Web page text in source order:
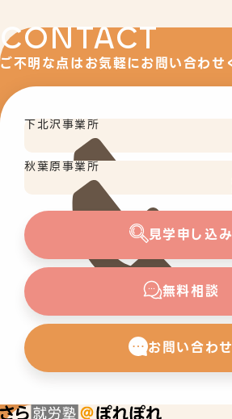
CONTACT
ご不明な点はお気軽にお問い合わせ
下北沢事業所
秋葉原事業所
見学申し込み
無料相談
お問い合わせ